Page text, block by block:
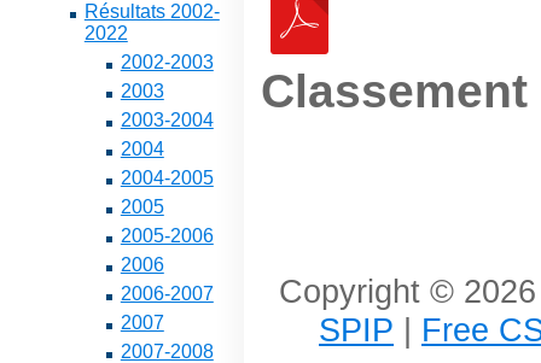
Résultats 2002-
2022
2002-2003
2003
2003-2004
2004
2004-2005
2005
2005-2006
2006
2006-2007
2007
2007-2008
Classement
Copyright ©
SPIP | Free